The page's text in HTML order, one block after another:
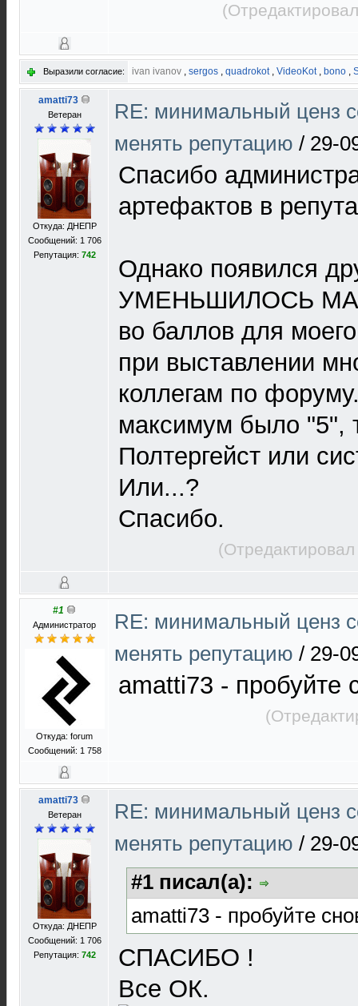
Выразили согласие: ivan ivanov , sergos , quadrokot, VideoKot, bono ,
amatti73
Ветеран
Откуда: ДНЕПР
Сообщений: 1 706
Репутация: 742
RE: минимальный ценз
менять репутацию / 29-
Спасибо
артефактов в
Однако появился
УМЕНЬШИЛОСЬ
во баллов для
при выставлении
коллегам по
максимум было "5",
Полтергейст или
Или...?
Спасибо.
#1
Администратор
Откуда: forum
Сообщений: 1 758
RE: минимальный ценз
менять репутацию / 29-
amatti73 - пробуйте
amatti73
Ветеран
Откуда: ДНЕПР
Сообщений: 1 706
Репутация: 742
RE: минимальный ценз
менять репутацию / 29-
#1 писал(а):
amatti73 - пробуйте
СПАСИБО !
Все ОК.